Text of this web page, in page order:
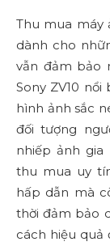
Thu mua máy
dành cho
vẫn đảm bảo
Sony ZV10
hình ảnh sắc
đối tượng
nhiếp ảnh gia
thu mua uy
hấp dẫn mà
thời đảm bảo
cách hiệu quả